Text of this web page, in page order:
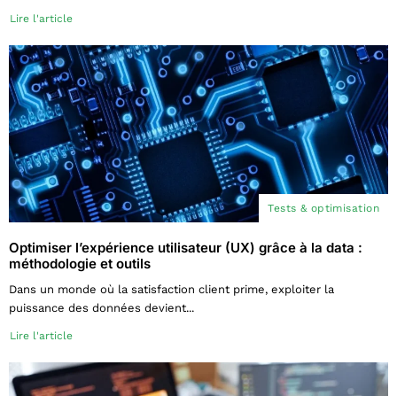
Lire l'article
Tests & optimisation
Optimiser l’expérience utilisateur (UX) grâce à la data :
méthodologie et outils
Dans un monde où la satisfaction client prime, exploiter la
puissance des données devient...
Lire l'article